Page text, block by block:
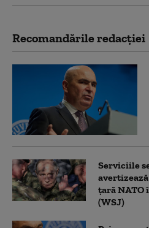
Recomandările redacţiei
Serviciile
țară NATO
(WSJ)